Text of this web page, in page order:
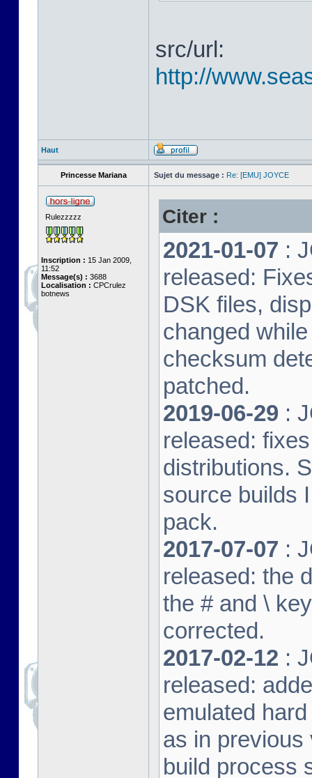
src/url:
http://
Haut
Princesse Mariana Sujet du message : Re: [EMU] JOYCE
Rulezzzzz
Inscription : 15 Jan 2009,
11:52
Message(s) : 3688
Localisation : CPCrulez
botnews
Citer :
2021-01-07 :
released:
DSK files,
changed
checksum
patched.
2019-06-29 :
released:
distributions.
source builds
pack.
2017-07-07 :
released: the
the # and \
corrected.
2017-02-12 :
released:
emulated
as in previous
build process